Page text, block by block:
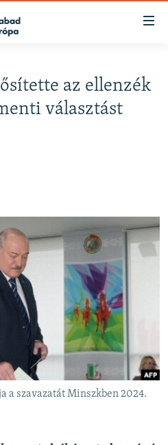
az ellenzék
választást
a szavazatát Minszkben 2024.